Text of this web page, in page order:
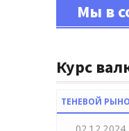
Мы в
Курс
ТЕНЕВОЙ